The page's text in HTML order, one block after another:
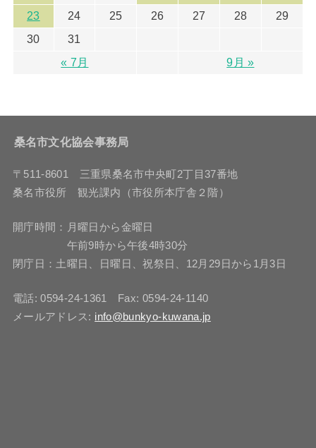
23
24 25 26 27 28
29
30
31
« 7月
9月 »
桑名市文化協会事務局
〒511-8601 三重県桑名市中央町2丁目37番地
桑名市役所 観光課内（市役所本庁舎２階）
開庁時間：月曜日から金曜日
午前9時から午後4時30分
閉庁日：土曜日、日曜日、祝祭日、12月29日から1月3日
電話: 0594-24-1361 Fax: 0594-24-1140
メールアドレス: info@bunkyo-kuwana.jp